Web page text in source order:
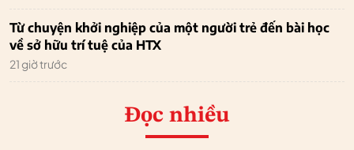
Từ chuyện khởi nghiệp của một người trẻ đến bài học
về sở hữu trí tuệ của HTX
21 giờ trước
Đọc nhiều